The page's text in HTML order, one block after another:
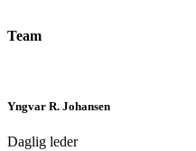
Team
Yngvar R. Johansen
Daglig leder